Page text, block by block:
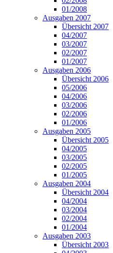
01/2008
Ausgaben 2007
Übersicht 2007
04/2007
03/2007
02/2007
01/2007
Ausgaben 2006
Übersicht 2006
05/2006
04/2006
03/2006
02/2006
01/2006
Ausgaben 2005
Übersicht 2005
04/2005
03/2005
02/2005
01/2005
Ausgaben 2004
Übersicht 2004
04/2004
03/2004
02/2004
01/2004
Ausgaben 2003
Übersicht 2003